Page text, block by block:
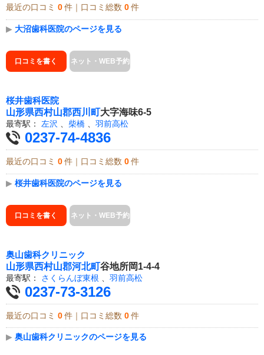
最近の口コミ 0 件｜口コミ総数 0 件
▶ 大沼歯科医院のページを見る
口コミを書く ネット・WEB予約
桜井歯科医院
山形県西村山郡西川町大字海味6-5
最寄駅： 左沢 柴橋 羽前高松
0237-74-4836
最近の口コミ 0 件｜口コミ総数 0 件
▶ 桜井歯科医院のページを見る
口コミを書く ネット・WEB予約
奥山歯科クリニック
山形県西村山郡河北町谷地所岡1-4-4
最寄駅： さくらんぼ東根 羽前高松
0237-73-3126
最近の口コミ 0 件｜口コミ総数 0 件
▶ 奥山歯科クリニックのページを見る